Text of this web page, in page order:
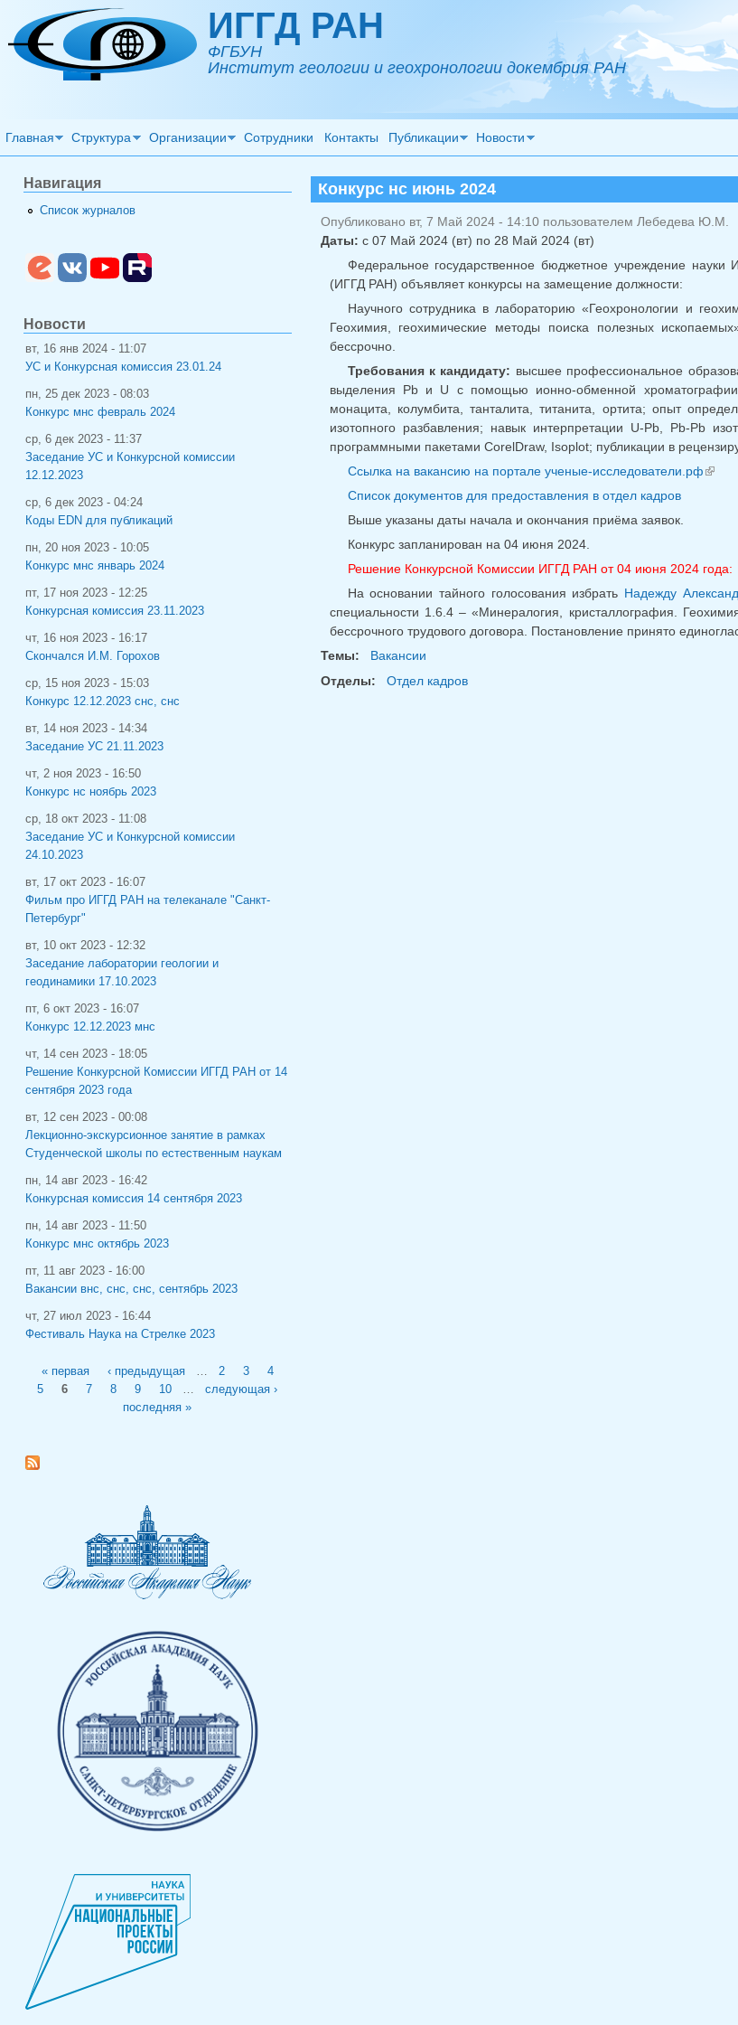
Перейти к основному содержанию ИГГД РАН
ФГБУН
Институт геологии и геохронологии докембрия РАН
Главная Структура Организации Сотрудники Контакты Публикации Новости
Конкурс нс июнь 2024
Опубликовано вт, 7 Май 2024 - 14:10 пользователем Лебедева Ю.М.
Даты: с 07 Май 2024 (вт) по 28 Май 2024 (вт)
Федеральное государственное бюджетное учреждение науки
(ИГГД РАН) объявляет конкурсы на замещение должности:
Научного сотрудника в лабораторию «Геохронологии и
Геохимия, геохимические методы поиска полезных
бессрочно.
Требования к кандидату: высшее профессиональное
выделения Pb и U с помощью ионно-обменной хроматографии;
монацита, колумбита, танталита, титанита, ортита; опыт
изотопного разбавления; навык интерпретации U-Pb, Pb-Pb
программными пакетами CorelDraw, Isoplot; публикации в
Ссылка на вакансию на портале ученые-исследователи.рф
Список документов для предоставления в отдел кадров
Выше указаны даты начала и окончания приёма заявок.
Конкурс запланирован на 04 июня 2024.
Решение Конкурсной Комиссии ИГГД РАН от 04 июня 2024 года:
На основании тайного голосования избрать Надежду
специальности 1.6.4 – «Минералогия, кристаллография.
бессрочного трудового договора. Постановление принято
Темы:
Вакансии
Отделы:
Отдел кадров
Навигация
Список журналов
Новости
вт, 16 янв 2024 - 11:07
УС и Конкурсная комиссия 23.01.24
пн, 25 дек 2023 - 08:03
Конкурс мнс февраль 2024
ср, 6 дек 2023 - 11:37
Заседание УС и Конкурсной комиссии
12.12.2023
ср, 6 дек 2023 - 04:24
Коды EDN для публикаций
пн, 20 ноя 2023 - 10:05
Конкурс мнс январь 2024
пт, 17 ноя 2023 - 12:25
Конкурсная комиссия 23.11.2023
чт, 16 ноя 2023 - 16:17
Скончался И.М. Горохов
ср, 15 ноя 2023 - 15:03
Конкурс 12.12.2023 снс, снс
вт, 14 ноя 2023 - 14:34
Заседание УС 21.11.2023
чт, 2 ноя 2023 - 16:50
Конкурс нс ноябрь 2023
ср, 18 окт 2023 - 11:08
Заседание УС и Конкурсной комиссии
24.10.2023
вт, 17 окт 2023 - 16:07
Фильм про ИГГД РАН на телеканале "Санкт-
Петербург"
вт, 10 окт 2023 - 12:32
Заседание лаборатории геологии и
геодинамики 17.10.2023
пт, 6 окт 2023 - 16:07
Конкурс 12.12.2023 мнс
чт, 14 сен 2023 - 18:05
Решение Конкурсной Комиссии ИГГД РАН от 14
сентября 2023 года
вт, 12 сен 2023 - 00:08
Лекционно-экскурсионное занятие в рамках
Студенческой школы по естественным наукам
пн, 14 авг 2023 - 16:42
Конкурсная комиссия 14 сентября 2023
пн, 14 авг 2023 - 11:50
Конкурс мнс октябрь 2023
пт, 11 авг 2023 - 16:00
Вакансии внс, снс, снс, сентябрь 2023
чт, 27 июл 2023 - 16:44
Фестиваль Наука на Стрелке 2023
« первая ‹ предыдущая 2 3
4
5
6 7 8 9 10
следующая ›
последняя »